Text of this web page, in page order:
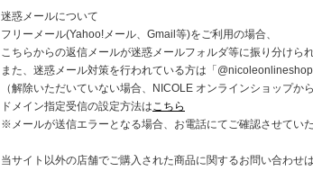
迷惑メールについて
フリーメール(Yahoo!メール、Gmail等)をご利用の場合、
こちらからの返信メールが迷惑メールフォルダ等に振り分けら
また、迷惑メール対策を行われている方は「
（解除いただいていない場合、NICOLE オンラインショップか
ドメイン指定受信の設定方法はこちら
※メールが送信エラーとなる場合、お電話にてご確認させてい
当サイト以外の店舗でご購入された商品に関するお問い合わせ